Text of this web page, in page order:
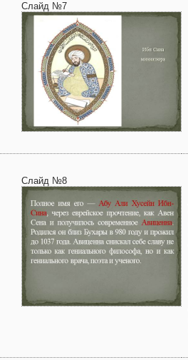
Слайд №7
Слайд №8